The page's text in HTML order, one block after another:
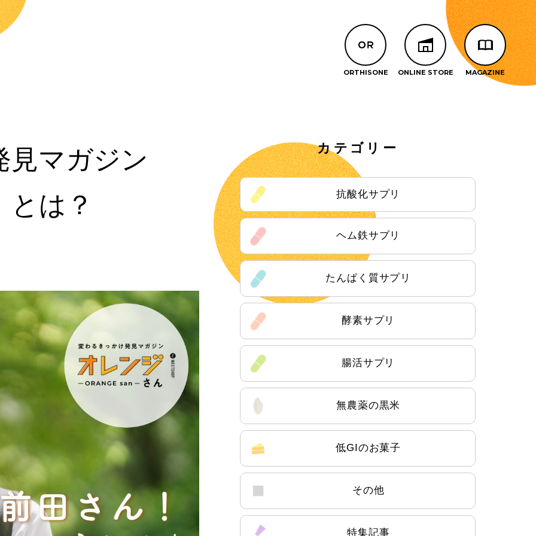
見マガジン
は？
カテゴリー
抗酸化サプリ
ヘム鉄サプリ
たんぱく質サプリ
酵素サプリ
腸活サプリ
無農薬の黒米
低GIのお菓子
その他
特集記事